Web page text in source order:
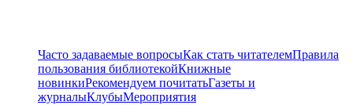
Часто задаваемые вопросыКак стать читателемПравила
пользования библиотекойКнижные
новинкиРекомендуем почитатьГазеты и
журналыКлубыМероприятия